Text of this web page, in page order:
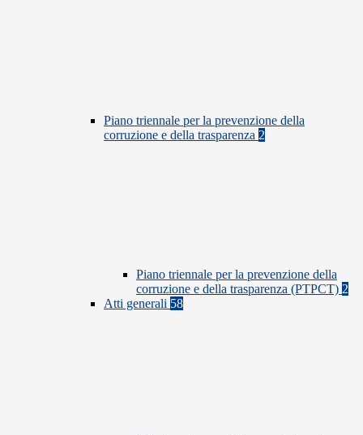
Piano triennale per la prevenzione della
corruzione e della trasparenza 2
Piano triennale per la prevenzione della
corruzione e della trasparenza (PTPCT) 2
Atti generali 58